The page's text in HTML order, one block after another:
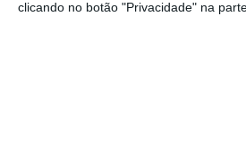
clicando no botão "Privacidade" na
distrito (Lezíria e Médio